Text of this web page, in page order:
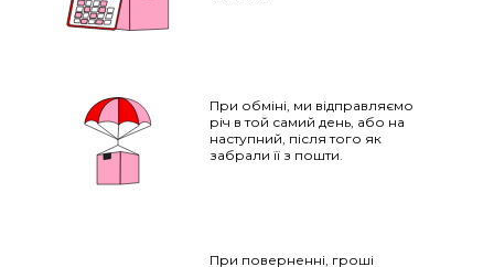
При обміні, ми відправляємо
річ в той самий день, або на
наступний, після того як
забрали її з пошти.
При поверненні, гроші